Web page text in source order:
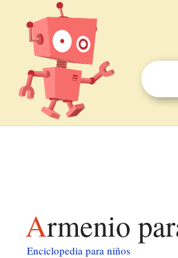
Armenio
Enciclopedia para niños